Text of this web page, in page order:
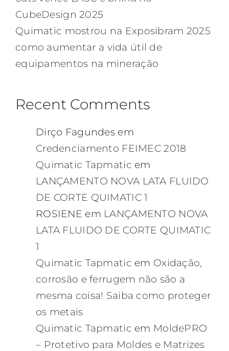
CubeDesign 2025
Quimatic mostrou na Exposibram 2025
como aumentar a vida útil de
equipamentos na mineração
Recent Comments
Dirço Fagundes em
Credenciamento FEIMEC 2018
Quimatic Tapmatic em
LANÇAMENTO NOVA LATA FLUIDO
DE CORTE QUIMATIC 1
ROSIENE em LANÇAMENTO NOVA
LATA FLUIDO DE CORTE QUIMATIC
1
Quimatic Tapmatic em Oxidação,
corrosão e ferrugem não são a
mesma coisa! Saiba como proteger
os metais
Quimatic Tapmatic em MoldePRO
– Protetivo para Moldes e Matrizes